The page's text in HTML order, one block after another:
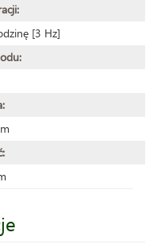
[3 Hz]